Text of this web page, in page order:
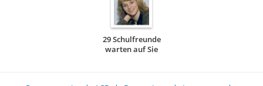
29 Schulfreunde
warten auf Sie